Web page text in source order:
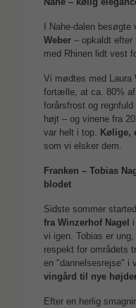
I Nahe-dalen
Weber – opkaldt efter
med Rhinen lidt vest
Vi mødtes med
fortælle, at ca. 80% af
forårsfrost og
højt – og vinene fra
var helt i top.
Kølige,
som vi elsker dem.
Franken – Tobias
blodet
Sidste sommer
fra Winzerhof Nagel
vi igen. Tobias er
respekt for områdets
en "dannelsesrejse" i
vingård til nye
Efter en herlig